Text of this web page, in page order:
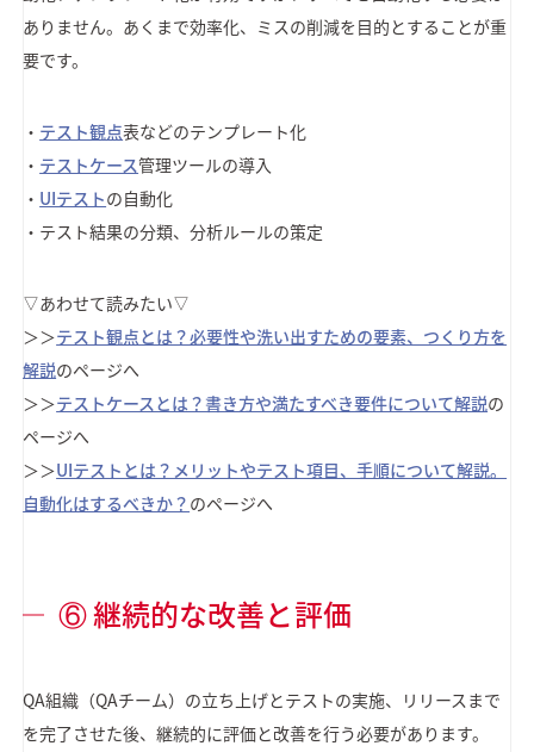
ありません。あくまで効率化、ミスの削減を目的とすることが重
要です。
・ テスト観点表などのテンプレート化
・ テストケース管理ツールの導入
・ UIテストの自動化
・テスト結果の分類、分析ルールの策定
▽あわせて読みたい▽
＞＞テスト観点とは？必要性や洗い出すための要素、つくり方を
解説のページへ
＞＞テストケースとは？書き方や満たすべき要件について解説の
ページへ
＞＞UIテストとは？メリットやテスト項目、手順について解説。
自動化はするべきか？ のページへ
⑥ 継続的な改善と評価
QA組織（QAチーム）の立ち上げとテストの実施、リリースまで
を完了させた後、継続的に評価と改善を行う必要があります。